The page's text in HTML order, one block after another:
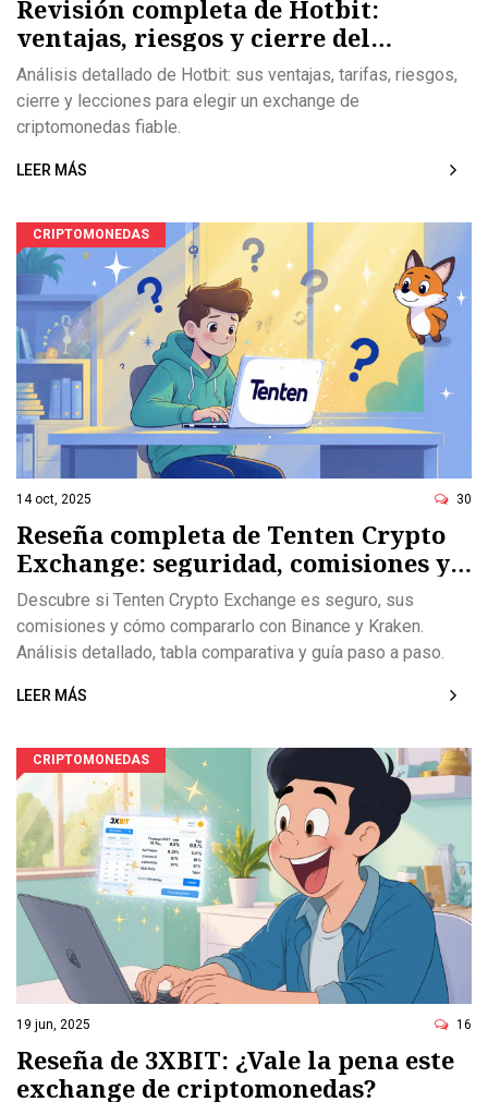
Revisión completa de Hotbit:
ventajas, riesgos y cierre del
exchange
Análisis detallado de Hotbit: sus ventajas, tarifas, riesgos,
cierre y lecciones para elegir un exchange de
criptomonedas fiable.
LEER MÁS
CRIPTOMONEDAS
14 oct, 2025 30
Reseña completa de Tenten Crypto
Exchange: seguridad, comisiones y
confianza
Descubre si Tenten Crypto Exchange es seguro, sus
comisiones y cómo compararlo con Binance y Kraken.
Análisis detallado, tabla comparativa y guía paso a paso.
LEER MÁS
CRIPTOMONEDAS
19 jun, 2025 16
Reseña de 3XBIT: ¿Vale la pena este
exchange de criptomonedas?